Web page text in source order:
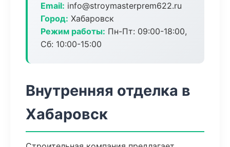
Email: info@stroymasterprem622.ru
Город: Хабаровск
Режим работы: Пн-Пт: 09:00-18:00,
Сб: 10:00-15:00
Внутренняя отделка в
Хабаровск